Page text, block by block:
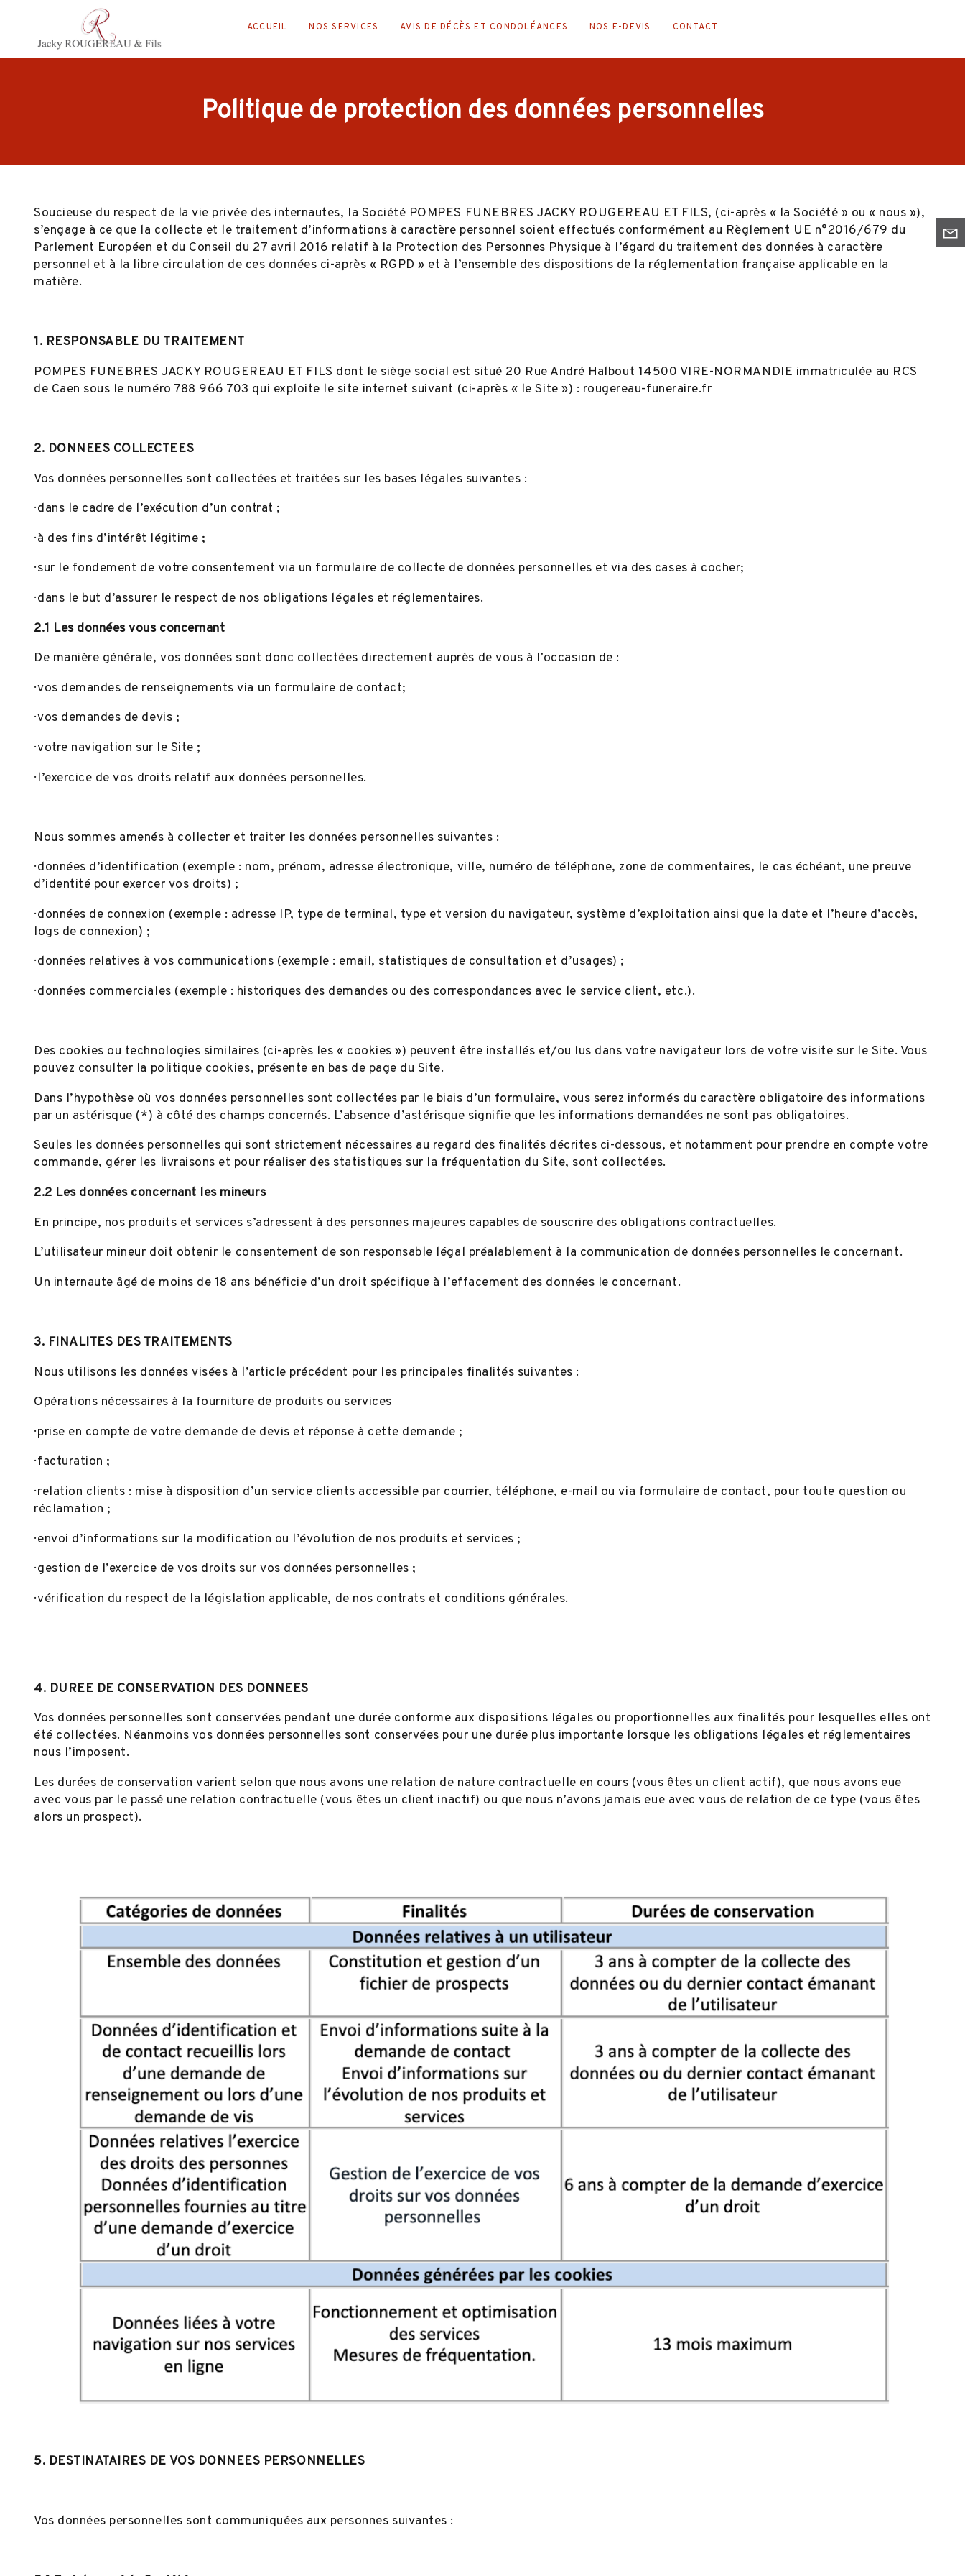
ACCUEIL NOS SERVICES AVIS DE DÉCÈS ET CONDOLÉANCES NOS E-DEVIS CONTACT
Politique de protection des données personnelles
Soucieuse du respect de la vie privée des internautes, la Société POMPES FUNEBRES JACKY ROUGEREAU ET FILS, (ci-après « la Société » ou « nous »),
s’engage à ce que la collecte et le traitement d’informations à caractère personnel soient effectués conformément au Règlement UE n°2016/679 du
Parlement Européen et du Conseil du 27 avril 2016 relatif à la Protection des Personnes Physique à l’égard du traitement des données à caractère
personnel et à la libre circulation de ces données ci-après « RGPD » et à l’ensemble des dispositions de la réglementation française applicable en la
matière.
1. RESPONSABLE DU TRAITEMENT
POMPES FUNEBRES JACKY ROUGEREAU ET FILS dont le siège social est situé 20 Rue André Halbout 14500 VIRE-NORMANDIE immatriculée au RCS
de Caen sous le numéro 788 966 703 qui exploite le site internet suivant (ci-après « le Site ») : rougereau-funeraire.fr
2. DONNEES COLLECTEES
Vos données personnelles sont collectées et traitées sur les bases légales suivantes :
· dans le cadre de l’exécution d’un contrat ;
· à des fins d’intérêt légitime ;
· sur le fondement de votre consentement via un formulaire de collecte de données personnelles et via des cases à cocher;
· dans le but d’assurer le respect de nos obligations légales et réglementaires.
2.1 Les données vous concernant
De manière générale, vos données sont donc collectées directement auprès de vous à l’occasion de :
· vos demandes de renseignements via un formulaire de contact;
· vos demandes de devis ;
· votre navigation sur le Site ;
· l’exercice de vos droits relatif aux données personnelles.
Nous sommes amenés à collecter et traiter les données personnelles suivantes :
· données d’identification (exemple : nom, prénom, adresse électronique, ville, numéro de téléphone, zone de commentaires, le cas échéant, une preuve
d’identité pour exercer vos droits) ;
· données de connexion (exemple : adresse IP, type de terminal, type et version du navigateur, système d’exploitation ainsi que la date et l’heure d’accès,
logs de connexion) ;
· données relatives à vos communications (exemple : email, statistiques de consultation et d’usages) ;
· données commerciales (exemple : historiques des demandes ou des correspondances avec le service client, etc.).
Des cookies ou technologies similaires (ci-après les « cookies ») peuvent être installés et/ou lus dans votre navigateur lors de votre visite sur le Site. Vous
pouvez consulter la politique cookies, présente en bas de page du Site.
Dans l’hypothèse où vos données personnelles sont collectées par le biais d’un formulaire, vous serez informés du caractère obligatoire des informations
par un astérisque (*) à côté des champs concernés. L’absence d’astérisque signifie que les informations demandées ne sont pas obligatoires.
Seules les données personnelles qui sont strictement nécessaires au regard des finalités décrites ci-dessous, et notamment pour prendre en compte votre
commande, gérer les livraisons et pour réaliser des statistiques sur la fréquentation du Site, sont collectées.
2.2 Les données concernant les mineurs
En principe, nos produits et services s’adressent à des personnes majeures capables de souscrire des obligations contractuelles.
L’utilisateur mineur doit obtenir le consentement de son responsable légal préalablement à la communication de données personnelles le concernant.
Un internaute âgé de moins de 18 ans bénéficie d’un droit spécifique à l’effacement des données le concernant.
3. FINALITES DES TRAITEMENTS
Nous utilisons les données visées à l’article précédent pour les principales finalités suivantes :
Opérations nécessaires à la fourniture de produits ou services
· prise en compte de votre demande de devis et réponse à cette demande ;
· facturation ;
· relation clients : mise à disposition d’un service clients accessible par courrier, téléphone, e-mail ou via formulaire de contact, pour toute question ou
réclamation ;
· envoi d’informations sur la modification ou l’évolution de nos produits et services ;
· gestion de l’exercice de vos droits sur vos données personnelles ;
· vérification du respect de la législation applicable, de nos contrats et conditions générales.
4. DUREE DE CONSERVATION DES DONNEES
Vos données personnelles sont conservées pendant une durée conforme aux dispositions légales ou proportionnelles aux finalités pour lesquelles elles ont
été collectées. Néanmoins vos données personnelles sont conservées pour une durée plus importante lorsque les obligations légales et réglementaires
nous l’imposent.
Les durées de conservation varient selon que nous avons une relation de nature contractuelle en cours (vous êtes un client actif), que nous avons eue
avec vous par le passé une relation contractuelle (vous êtes un client inactif) ou que nous n’avons jamais eue avec vous de relation de ce type (vous êtes
alors un prospect).
5. DESTINATAIRES DE VOS DONNEES PERSONNELLES
Vos données personnelles sont communiquées aux personnes suivantes :